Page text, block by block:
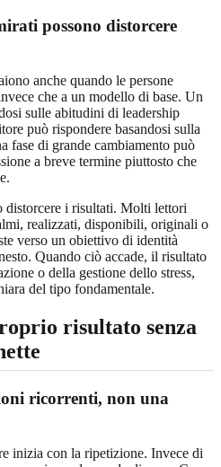
possono distorcere
anche quando le persone
che a un modello di base. Un
sulle abitudini di leadership
può rispondere basandosi sulla
fase di grande cambiamento può
a breve termine piuttosto che
distorcere i risultati. Molti lettori
realizzati, disponibili, originali o
verso un obiettivo di identità
Quando ciò accade, il risultato
o della gestione dello stress,
del tipo fondamentale.
risultato senza
ricorrenti, non una
inizia con la ripetizione. Invece di